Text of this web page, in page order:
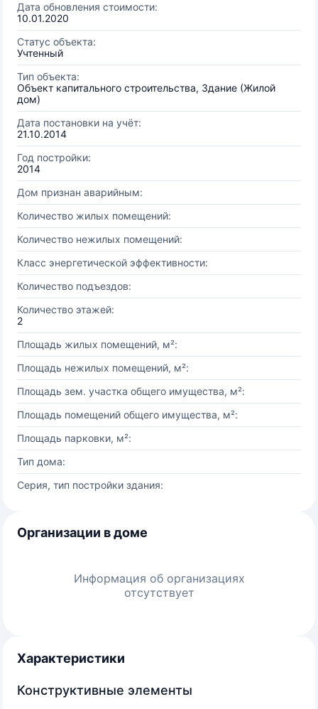
Дата обновления стоимости:
10.01.2020
Статус объекта:
Учтенный
Тип объекта:
Объект капитального строительства, Здание (Жилой
дом)
Дата постановки на учёт:
21.10.2014
Год постройки:
2014
Дом признан аварийным:
Количество жилых помещений:
Количество нежилых помещений:
Класс энергетической эффективности:
Количество подъездов:
Количество этажей:
2
Площадь жилых помещений, м²:
Площадь нежилых помещений, м²:
Площадь зем. участка общего имущества, м²:
Площадь помещений общего имущества, м²:
Площадь парковки, м²:
Тип дома:
Серия, тип постройки здания:
Организации в доме
Информация об организациях
отсутствует
Характеристики
Конструктивные элементы